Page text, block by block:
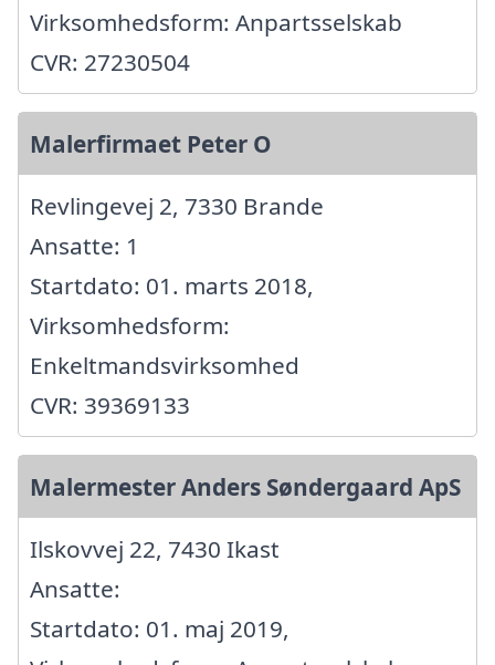
Virksomhedsform: Anpartsselskab
CVR: 27230504
Malerfirmaet Peter O
Revlingevej 2, 7330 Brande
Ansatte: 1
Startdato: 01. marts 2018,
Virksomhedsform:
Enkeltmandsvirksomhed
CVR: 39369133
Malermester Anders Søndergaard ApS
Ilskovvej 22, 7430 Ikast
Ansatte:
Startdato: 01. maj 2019,